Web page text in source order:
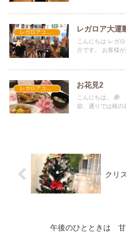
レガロア大運
こんにちは レガロアコンフォートです 運動会の続きの様子をご紹
介です。 お客様
お花見2
こんにちは、 🎁 レガロアコンフォート です。 巡り行く花の季
節、通りでは桜の
クリ
午後のひとときは 甘